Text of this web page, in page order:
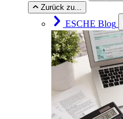
Zurück zu...
ESCHE Blog